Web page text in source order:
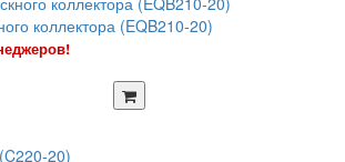
коллектора (EQB210-20)